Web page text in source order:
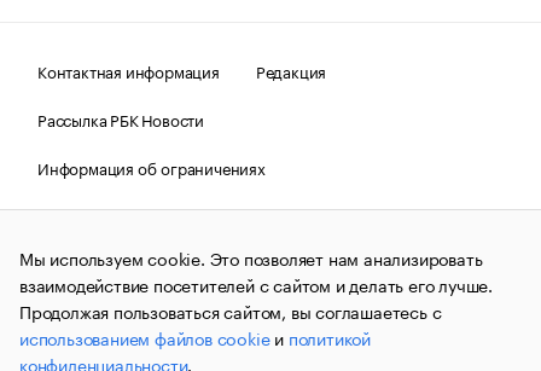
Контактная информация
Редакция
Рассылка РБК Новости
Информация об ограничениях
Правовая информация
О соблюдении авторских прав
© АО «РОСБИЗНЕСКОНСАЛТИНГ»,1995–2026.Сообщения
и материалы информационного агентства «РБК»
(зарегистрировано Федеральной службой по надзору в сфере
связи, информационных технологий и массовых
коммуникаций (Роскомнадзор) 09.12.2015 за номером ИА
№ФС77-63848) сопровождаются пометкой «РБК». Отдельные
Мы используем cookie. Это позволяет нам анализировать
взаимодействие посетителей с сайтом и делать его лучше.
Продолжая пользоваться сайтом, вы соглашаетесь с
использованием файлов cookieи политикой
конфиденциальности.